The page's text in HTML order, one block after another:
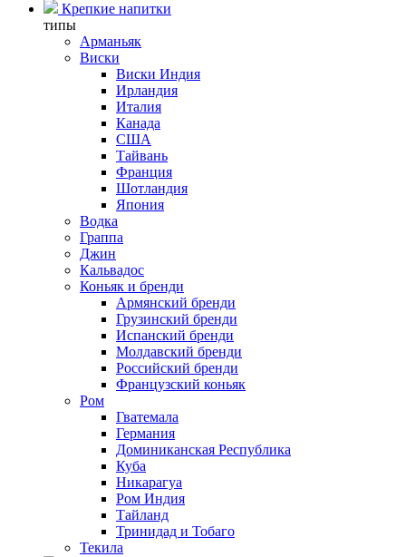
Крепкие напитки
типы
Арманьяк
Виски
Виски Индия
Ирландия
Италия
Канада
США
Тайвань
Франция
Шотландия
Япония
Водка
Граппа
Джин
Кальвадос
Коньяк и бренди
Армянский бренди
Грузинский бренди
Испанский бренди
Молдавский бренди
Российский бренди
Французский коньяк
Ром
Гватемала
Германия
Доминиканская Республика
Куба
Никарагуа
Ром Индия
Тайланд
Тринидад и Тобаго
Текила